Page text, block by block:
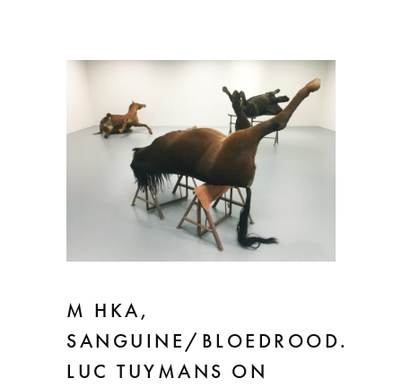
M HKA,
SANGUINE/BLOEDROOD.
LUC TUYMANS ON